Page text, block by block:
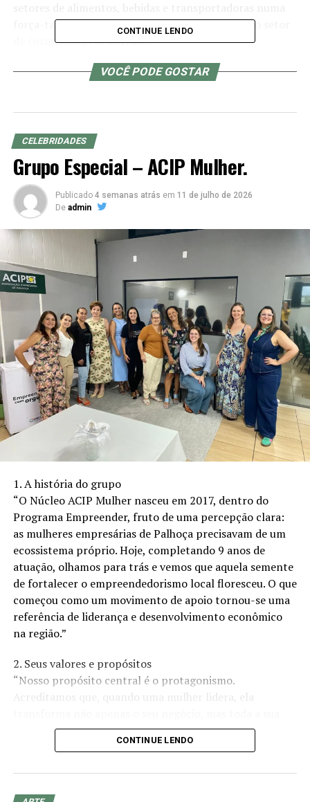
força-tarefa para essa ajuda”, diz o empresário do setor
de cosméticos, Ivo Barroso.
“Nós, da Skafe Cosméticos, enviamos um volume
razoável de itens de material de higiene, como
shampoos, sabonetes, cremes, condicionadores, enfim,
tudo o que é possível para ajudar as vítimas da tragédia
climática”, explica Ivo, que é sócio da empresa.
Duas carretas de doações já estão a caminho do Rio
Grande do Sul. “Esperamos encaminhar para a região
tantas carretas quantas pudermos organizar, inclusive
com roupas que estão sendo doadas em pontos
disponibilizados por parceiros, ajudando assim a
minimizar o sofrimento dos gaúchos, que passam por
TÓPICOS RELACIONADOS
A SEGUIR
Escritora e Empresaria Glaudstar Rigoni lança seu
primeiro livro e sua primeira linha de cosméticos
NÃO PERCA
Pioneirismo e Sofisticação no Crescente Mercado Pet
Brasileiro
CONTINUE LENDO
VOCÊ PODE GOSTAR
CELEBRIDADES
Grupo Especial – ACIP Mulher.
Publicado 4 semanas atrás em 11 de julho de 2026
De admin
1. A história do grupo
“O Núcleo ACIP Mulher nasceu em 2017, dentro do
Programa Empreender, fruto de uma percepção clara:
as mulheres empresárias de Palhoça precisavam de um
ecossistema próprio. Hoje, completando 9 anos de
atuação, olhamos para trás e vemos que aquela semente
de fortalecer o empreendedorismo local floresceu. O que
começou como um movimento de apoio tornou-se uma
referência de liderança e desenvolvimento econômico
na região.”
2. Seus valores e propósitos
“Nosso propósito central é o protagonismo.
Acreditamos que, quando uma mulher lidera, ela
comunidade. Nossos valores são pautados na
colaboração, na ética e no crescimento conjunto. Não
caminhe lado a lado com o fortalecimento da mulher
CONTINUE LENDO